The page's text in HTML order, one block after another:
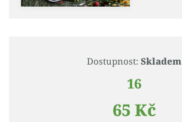
Dostupnost: Skladem
16
65 Kč